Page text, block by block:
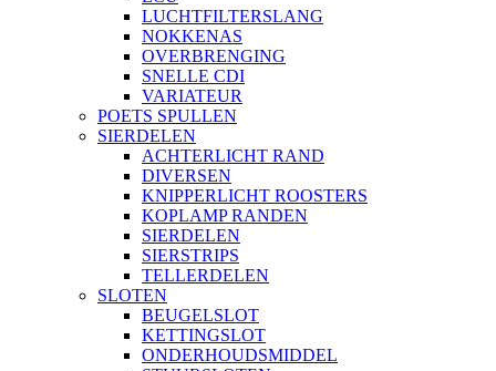
LUCHTFILTERSLANG
NOKKENAS
OVERBRENGING
SNELLE CDI
VARIATEUR
POETS SPULLEN
SIERDELEN
ACHTERLICHT RAND
DIVERSEN
KNIPPERLICHT ROOSTERS
KOPLAMP RANDEN
SIERDELEN
SIERSTRIPS
TELLERDELEN
SLOTEN
BEUGELSLOT
KETTINGSLOT
ONDERHOUDSMIDDEL